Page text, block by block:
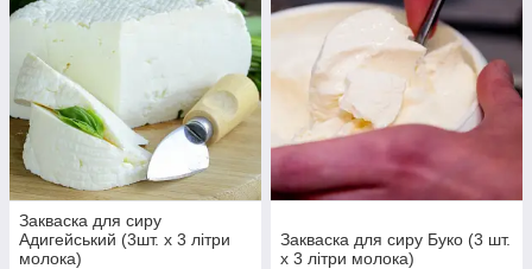
Закваска для сиру
Адигейський (3шт. х 3 літри
молока)
Закваска для сиру Буко (3 шт.
х 3 літри молока)